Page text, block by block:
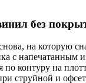
без
на которую
с напечатанным
по контуру на
струйной и